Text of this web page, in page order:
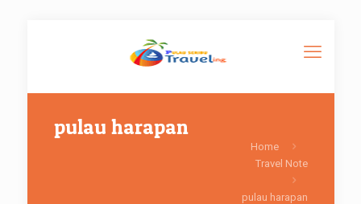
pulau harapan
Home
Travel Note
pulau harapan